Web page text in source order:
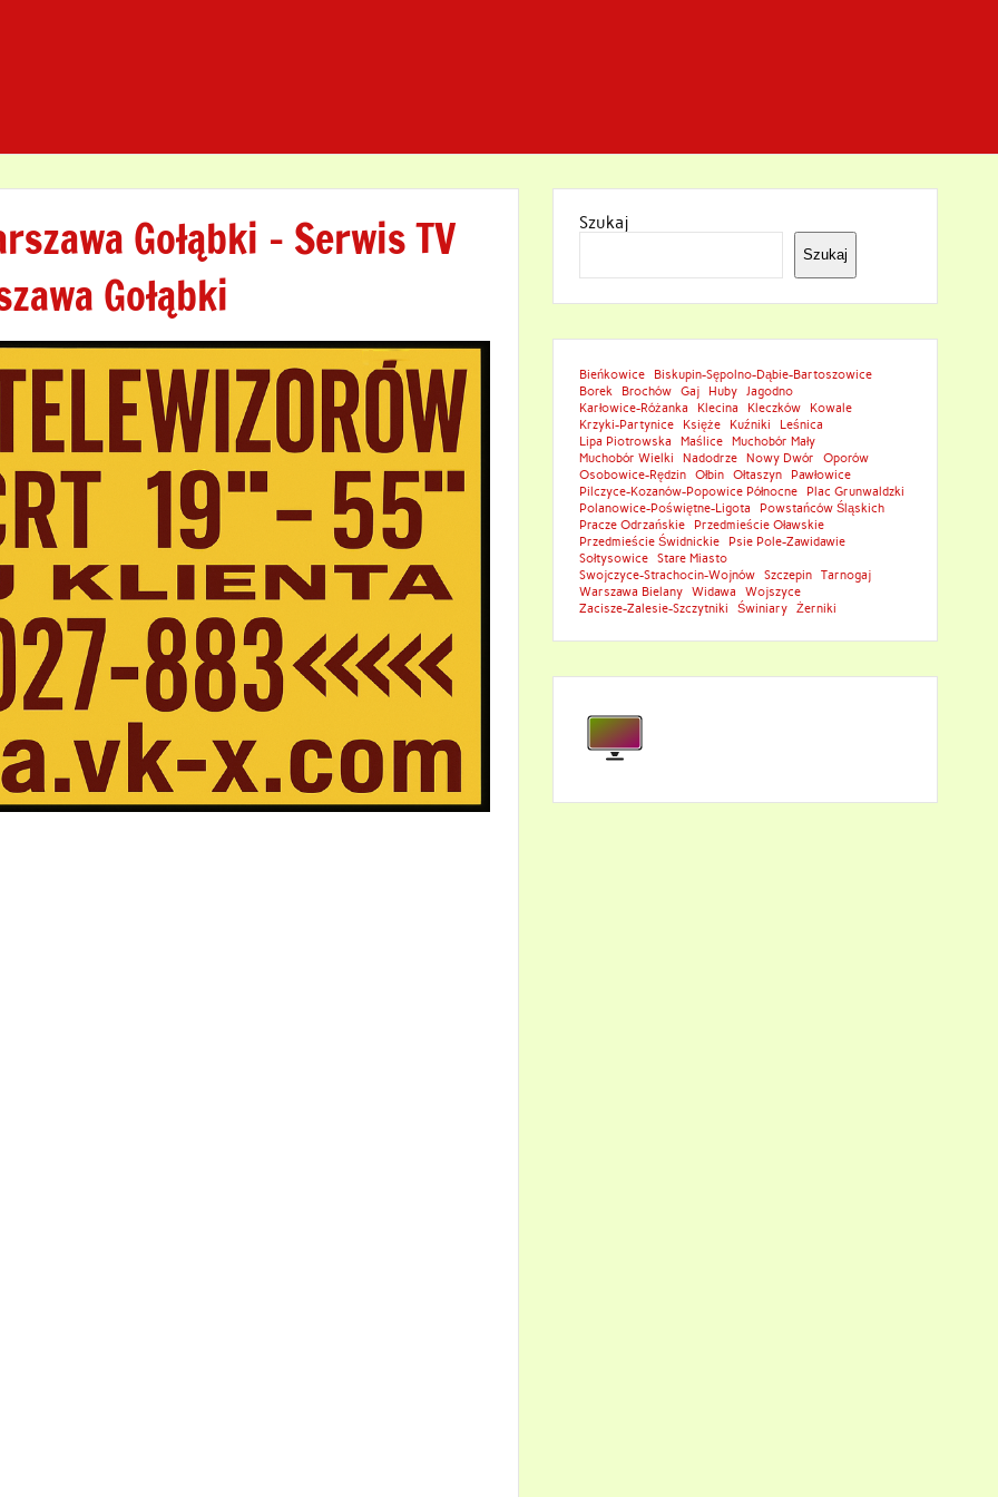
Gołąbki – Serwis TV
Gołąbki
Szukaj
Szukaj
Bieńkowice
Biskupin-Sępolno-Dąbie-Bartoszowice
Borek
Brochów Gaj Huby
Jagodno
Karłowice-Różanka
Klecina Kleczków
Kowale
Krzyki-Partynice
Księże Kuźniki
Leśnica
Lipa Piotrowska
Maślice
Muchobór Mały
Muchobór Wielki
Nadodrze Nowy Dwór
Oporów
Osobowice-Rędzin
Ołbin Ołtaszyn
Pawłowice
Pilczyce-Kozanów-Popowice Północne
Plac Grunwaldzki
Polanowice-Poświętne-Ligota
Powstańców Śląskich
Pracze Odrzańskie
Przedmieście Oławskie
Przedmieście Świdnickie
Psie Pole-Zawidawie
Sołtysowice
Stare Miasto
Swojczyce-Strachocin-Wojnów
Szczepin
Tarnogaj
Warszawa Bielany
Widawa
Wojszyce
Zacisze-Zalesie-Szczytniki
Świniary Żerniki